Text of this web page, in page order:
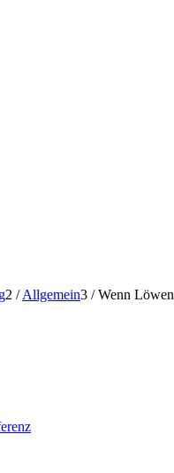
2 / Allgemein3 / Wenn